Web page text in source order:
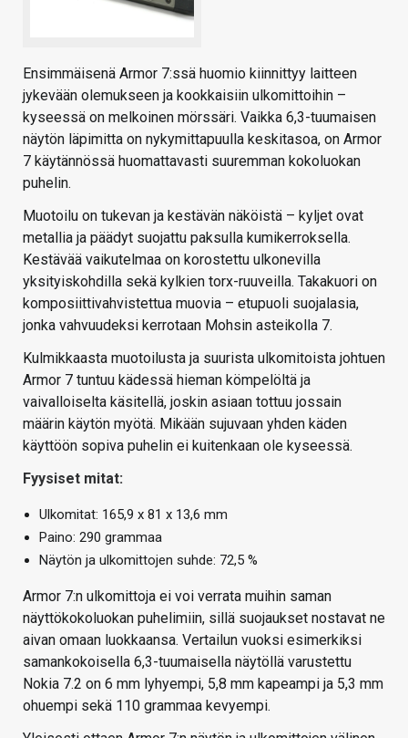
Ensimmäisenä Armor 7:ssä huomio kiinnittyy laitteen
jykevään olemukseen ja kookkaisiin ulkomittoihin –
kyseessä on melkoinen mörssäri. Vaikka 6,3-tuumaisen
näytön läpimitta on nykymittapuulla keskitasoa, on Armor
7 käytännössä huomattavasti suuremman kokoluokan
puhelin.
Muotoilu on tukevan ja kestävän näköistä – kyljet ovat
metallia ja päädyt suojattu paksulla kumikerroksella.
Kestävää vaikutelmaa on korostettu ulkonevilla
yksityiskohdilla sekä kylkien torx-ruuveilla. Takakuori on
komposiittivahvistettua muovia – etupuoli suojalasia,
jonka vahvuudeksi kerrotaan Mohsin asteikolla 7.
Kulmikkaasta muotoilusta ja suurista ulkomitoista johtuen
Armor 7 tuntuu kädessä hieman kömpelöltä ja
vaivalloiselta käsitellä, joskin asiaan tottuu jossain
määrin käytön myötä. Mikään sujuvaan yhden käden
käyttöön sopiva puhelin ei kuitenkaan ole kyseessä.
Fyysiset mitat:
Ulkomitat: 165,9 x 81 x 13,6 mm
Paino: 290 grammaa
Näytön ja ulkomittojen suhde: 72,5 %
Armor 7:n ulkomittoja ei voi verrata muihin saman
näyttökokoluokan puhelimiin, sillä suojaukset nostavat ne
aivan omaan luokkaansa. Vertailun vuoksi esimerkiksi
samankokoisella 6,3-tuumaisella näytöllä varustettu
Nokia 7.2 on 6 mm lyhyempi, 5,8 mm kapeampi ja 5,3 mm
ohuempi sekä 110 grammaa kevyempi.